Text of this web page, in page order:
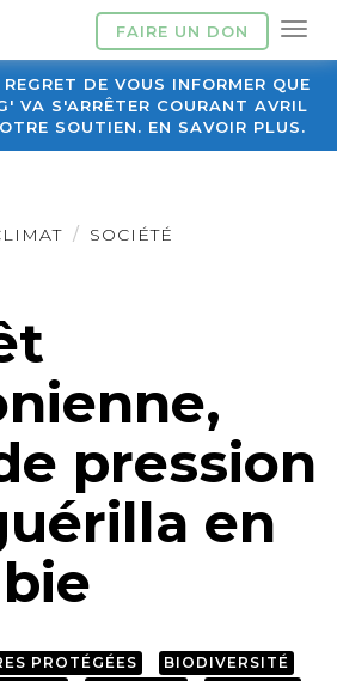
FAIRE UN DON
DE VOUS INFORMER QUE
VA S'ARRÊTER COURANT AVRIL
SOUTIEN. EN SAVOIR PLUS.
SOCIÉTÉ
pression
en
PROTÉGÉES
BIODIVERSITÉ